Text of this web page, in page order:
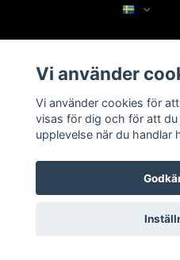
Vi använder
Vi använder cookies för
visas för dig och för att
upplevelse när du handlar